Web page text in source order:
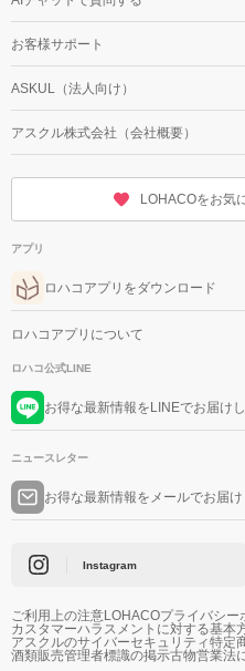
お客様サポート
ASKUL（法人向け）
アスクル株式会社（会社概要）
LOHACOをお気
アプリ
ロハコアプリをダウンロード
ロハコアプリについて
ロハコ公式LINE
お得な最新情報をLINEでお届け
ニュースレター
お得な最新情報をメールでお届
Instagram
ご利用上の注意LOHACOプライバシー
カスタマーハラスメントに対する基本
アスクルのサイバーセキュリティ特定
酒類販売管理者標識の掲示古物営業法